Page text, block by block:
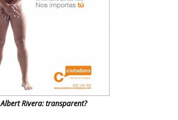
Albert Rivera: transparent?